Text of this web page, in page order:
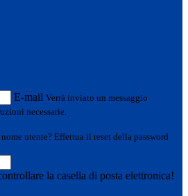
E-mail Verrà inviato un messaggio
necessarie.
utente? Effettua il reset della password
la casella di posta elettronica!